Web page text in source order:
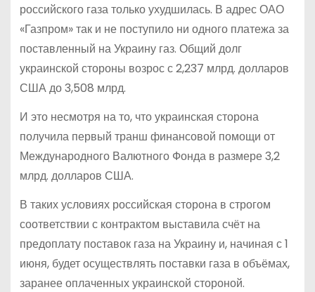
российского газа только ухудшилась. В адрес ОАО
«Газпром» так и не поступило ни одного платежа за
поставленный на Украину газ. Общий долг
украинской стороны возрос с 2,237 млрд. долларов
США до 3,508 млрд.
И это несмотря на то, что украинская сторона
получила первый транш финансовой помощи от
Международного Валютного Фонда в размере 3,2
млрд. долларов США.
В таких условиях российская сторона в строгом
соответствии с контрактом выставила счёт на
предоплату поставок газа на Украину и, начиная с 1
июня, будет осуществлять поставки газа в объёмах,
заранее оплаченных украинской стороной.